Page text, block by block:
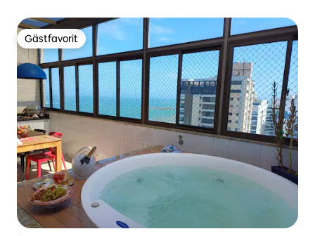
Gästfavorit
Gästfavorit